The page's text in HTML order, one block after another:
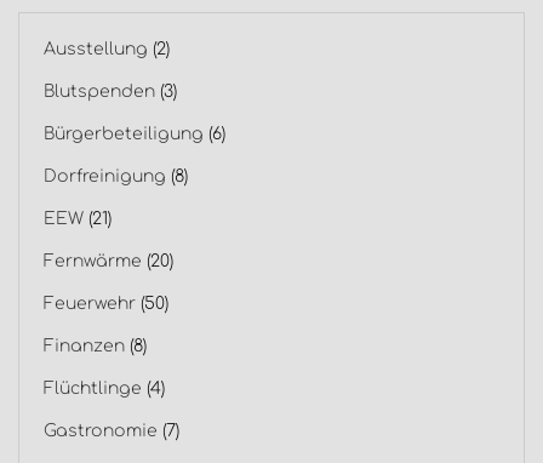
Ausstellung (2)
Blutspenden (3)
Bürgerbeteiligung (6)
Dorfreinigung (8)
EEW (21)
Fernwärme (20)
Feuerwehr (50)
Finanzen (8)
Flüchtlinge (4)
Gastronomie (7)